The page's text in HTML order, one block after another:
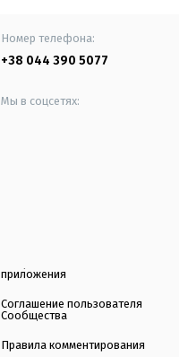
Номер телефона:
+38 044 390 5077
Мы в соцсетях:
приложения
Соглашение пользователя
Сообщества
Правила комментирования